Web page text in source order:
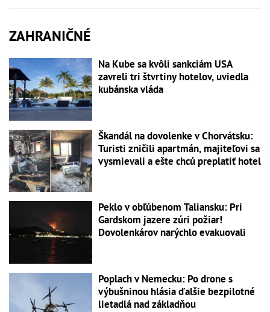
ZAHRANIČNÉ
Na Kube sa kvôli sankciám USA
zavreli tri štvrtiny hotelov, uviedla
kubánska vláda
Škandál na dovolenke v Chorvátsku:
Turisti zničili apartmán, majiteľovi sa
vysmievali a ešte chcú preplatiť hotel
Peklo v obľúbenom Taliansku: Pri
Gardskom jazere zúri požiar!
Dovolenkárov narýchlo evakuovali
Poplach v Nemecku: Po drone s
výbušninou hlásia ďalšie bezpilotné
lietadlá nad základňou